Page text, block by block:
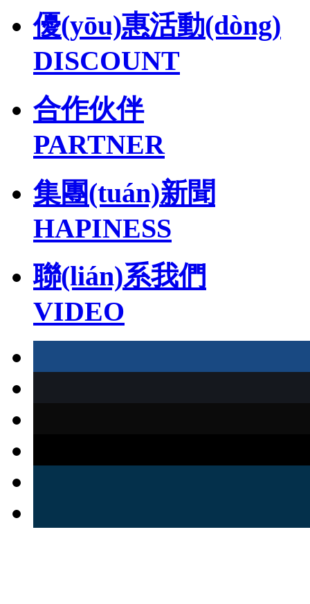
優(yōu)惠活動(dòng)
DISCOUNT
合作伙伴
PARTNER
集團(tuán)新聞
HAPINESS
聯(lián)系我們
VIDEO